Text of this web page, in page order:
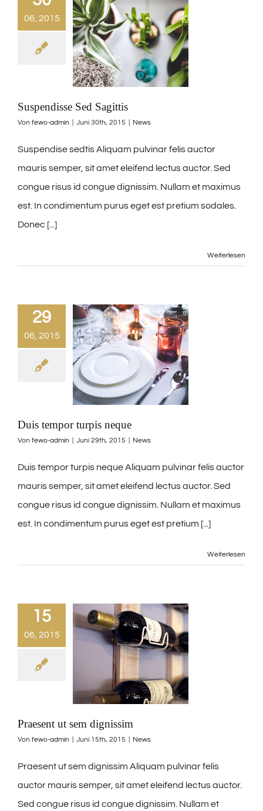
06, 2015
Suspendisse Sed Sagittis
Von fewo-admin Juni 30th, 2015 News
Suspendise sedtis Aliquam pulvinar felis auctor
mauris semper, sit amet eleifend lectus auctor. Sed
congue risus id congue dignissim. Nullam et maximus
est. In condimentum purus eget est pretium sodales.
Donec [...]
Weiterlesen
29
06, 2015
Duis tempor turpis neque
Von fewo-admin Juni 29th, 2015 News
Duis tempor turpis neque Aliquam pulvinar felis auctor
mauris semper, sit amet eleifend lectus auctor. Sed
congue risus id congue dignissim. Nullam et maximus
est. In condimentum purus eget est pretium [...]
Weiterlesen
15
06, 2015
Praesent ut sem dignissim
Von fewo-admin Juni 15th, 2015 News
Praesent ut sem dignissim Aliquam pulvinar felis
auctor mauris semper, sit amet eleifend lectus auctor.
Sed congue risus id congue dignissim. Nullam et